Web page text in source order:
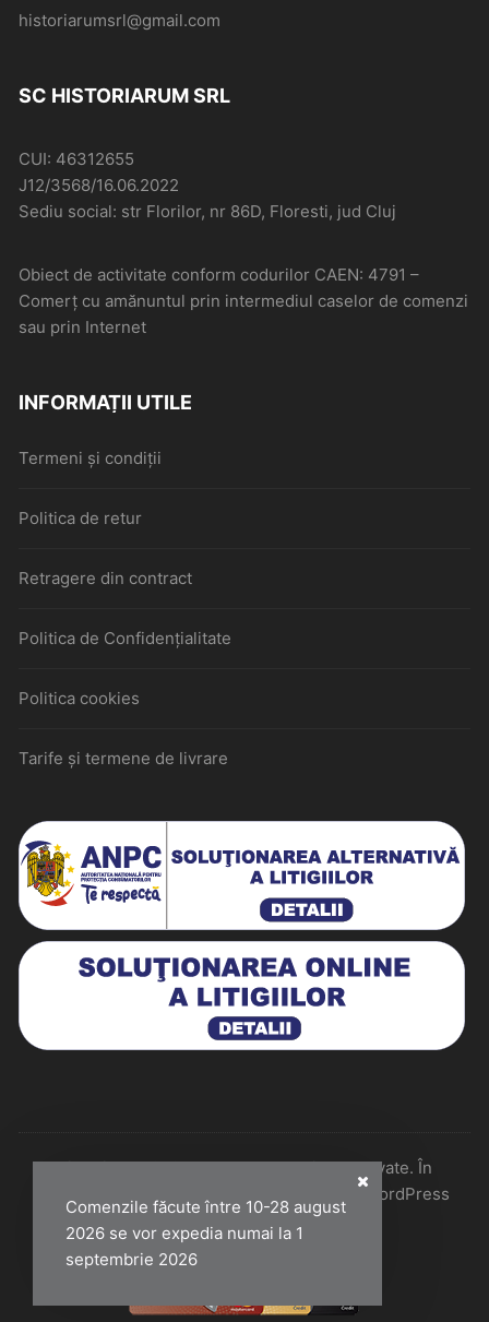
Comenzile făcute între 10-28 august
2026 se vor expedia numai la 1
septembrie 2026
historiarumsrl@gmail.com
SC HISTORIARUM SRL
CUI: 46312655
J12/3568/16.06.2022
Sediu social: str Florilor, nr 86D, Floresti, jud Cluj
Obiect de activitate conform codurilor CAEN: 4791 –
Comerţ cu amănuntul prin intermediul caselor de comenzi
sau prin Internet
INFORMAȚII UTILE
Termeni și condiții
Politica de retur
Retragere din contract
Politica de Confidențialitate
Politica cookies
Tarife și termene de livrare
Historiarum 2026 - Toate drepturile rezervate. În
colaborare cu Perfect Pixel & Mentenanță WordPress